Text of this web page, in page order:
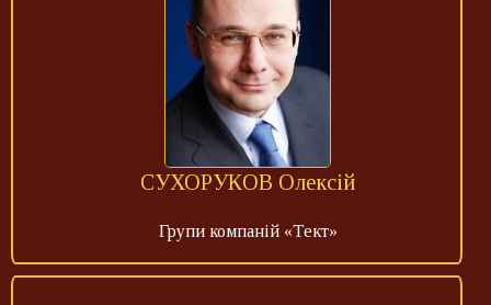
СУХОРУКОВ Олексій
Групи компаній «Тект»